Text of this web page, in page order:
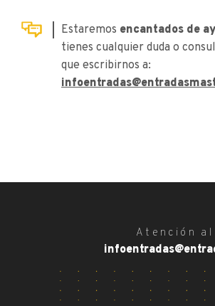
Estaremos encantados de
tienes cualquier duda o
que escribirnos a:
Atención